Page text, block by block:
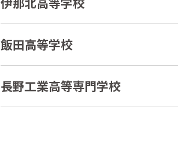
飯田高等学校
長野工業高等専門学校